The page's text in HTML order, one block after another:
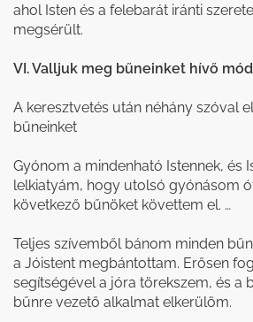
ahol Isten és a felebarát iránti
megsérült.
VI. Valljuk meg bűneinket hívő
A keresztvetés után néhány szóval
bűneinket
Gyónom a mindenható Istennek, és
lelkiatyám, hogy utolsó gyónásom
következő bűnöket követtem el. …
Teljes szívemből bánom minden
a Jóistent megbántottam. Erősen
segítségével a jóra törekszem, és a
bűnre vezető alkalmat elkerülöm.